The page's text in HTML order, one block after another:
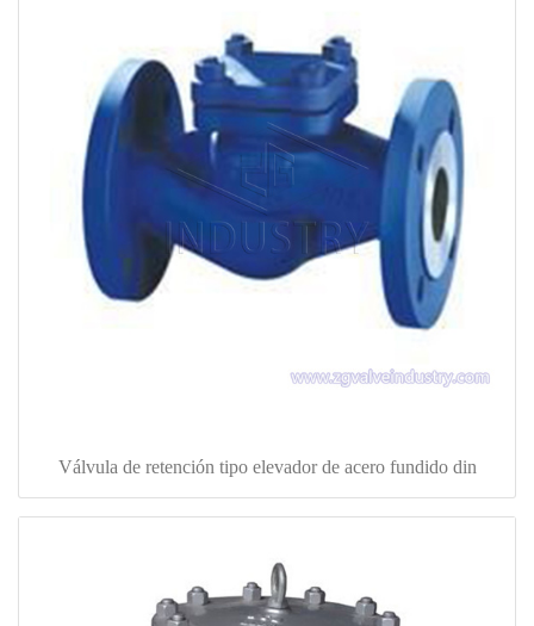
Válvula de retención tipo elevador de acero fundido din